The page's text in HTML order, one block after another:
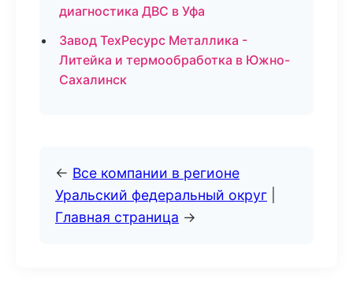
диагностика ДВС в Уфа
Завод ТехРесурс Металлика -
Литейка и термообработка в Южно-
Сахалинск
← Все компании в регионе
Уральский федеральный округ
Главная страница →